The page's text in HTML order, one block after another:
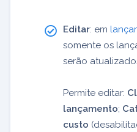
Editar: em
somente os
serão
Permite editar:
lançamento;
custo